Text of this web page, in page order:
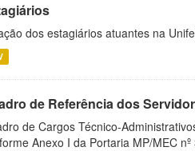
dos estagiários atuantes na
de Referência dos
de Cargos Técnico-
Anexo I da Portaria MP/MEC